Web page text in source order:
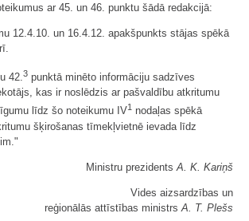
ar 45. un 46. punktu šādā redakcijā:
12.4.10. un 16.4.12. apakšpunkts stājas spēkā
42.3 punktā minēto informāciju sadzīves
kas ir noslēdzis ar pašvaldību atkritumu
līdz šo noteikumu IV1
nodaļas spēkā
šķirošanas tīmekļvietnē ievada līdz
Ministru prezidents A. K. Kariņš
Vides aizsardzības un
reģionālās attīstības ministrs A. T. Plešs